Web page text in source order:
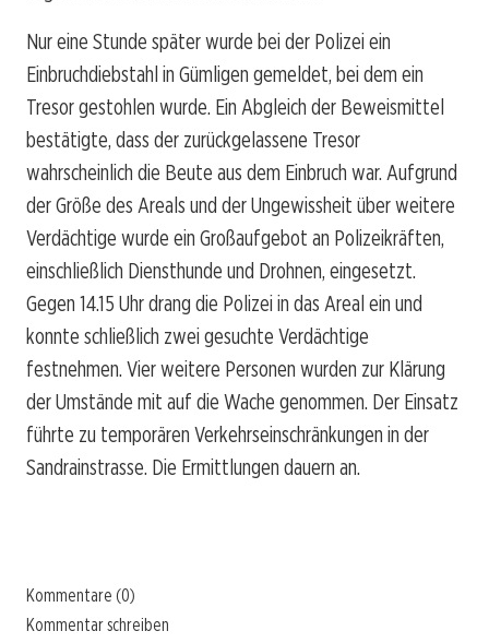
Nur eine Stunde später wurde bei der Polizei ein
Einbruchdiebstahl in Gümligen gemeldet, bei dem ein
Tresor gestohlen wurde. Ein Abgleich der Beweismittel
bestätigte, dass der zurückgelassene Tresor
wahrscheinlich die Beute aus dem Einbruch war. Aufgrund
der Größe des Areals und der Ungewissheit über weitere
Verdächtige wurde ein Großaufgebot an Polizeikräften,
einschließlich Diensthunde und Drohnen, eingesetzt.
Gegen 14.15 Uhr drang die Polizei in das Areal ein und
konnte schließlich zwei gesuchte Verdächtige
festnehmen. Vier weitere Personen wurden zur Klärung
der Umstände mit auf die Wache genommen. Der Einsatz
führte zu temporären Verkehrseinschränkungen in der
Sandrainstrasse. Die Ermittlungen dauern an.
Kommentare (0)
Kommentar schreiben